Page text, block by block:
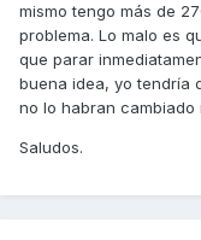
mismo tengo más de
problema. Lo malo es
que parar
buena idea, yo tendría
no lo habran cambiado
Saludos.